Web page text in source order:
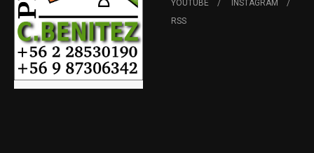
YOUTUBE
INSTAGRAM
RSS